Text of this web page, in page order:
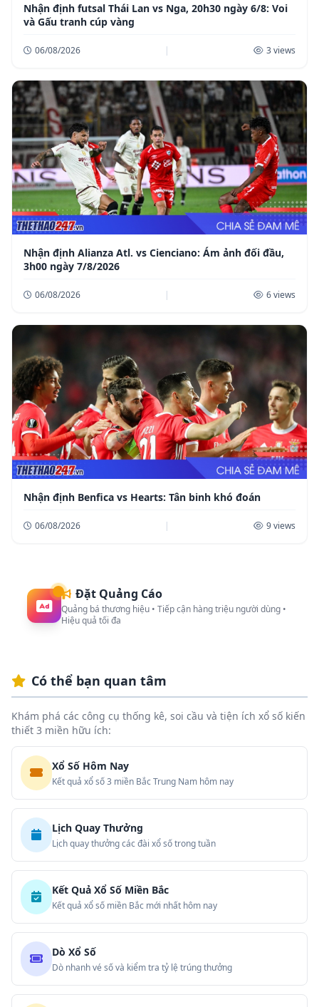
Nhận định futsal Thái Lan vs Nga, 20h30 ngày 6/8: Voi
và Gấu tranh cúp vàng
06/08/2026 | 3 views
Nhận định Alianza Atl. vs Cienciano: Ám ảnh đối đầu,
3h00 ngày 7/8/2026
06/08/2026 | 6 views
Nhận định Benfica vs Hearts: Tân binh khó đoán
06/08/2026 | 9 views
Đặt Quảng Cáo
Quảng bá thương hiệu • Tiếp cận hàng triệu người dùng •
Hiệu quả tối đa
Có thể bạn quan tâm
Khám phá các công cụ thống kê, soi cầu và tiện ích xổ số kiến
thiết 3 miền hữu ích:
Xổ Số Hôm Nay
Kết quả xổ số 3 miền Bắc Trung Nam hôm nay
Lịch Quay Thưởng
Lịch quay thưởng các đài xổ số trong tuần
Kết Quả Xổ Số Miền Bắc
Kết quả xổ số miền Bắc mới nhất hôm nay
Dò Xổ Số
Dò nhanh vé số và kiểm tra tỷ lệ trúng thưởng